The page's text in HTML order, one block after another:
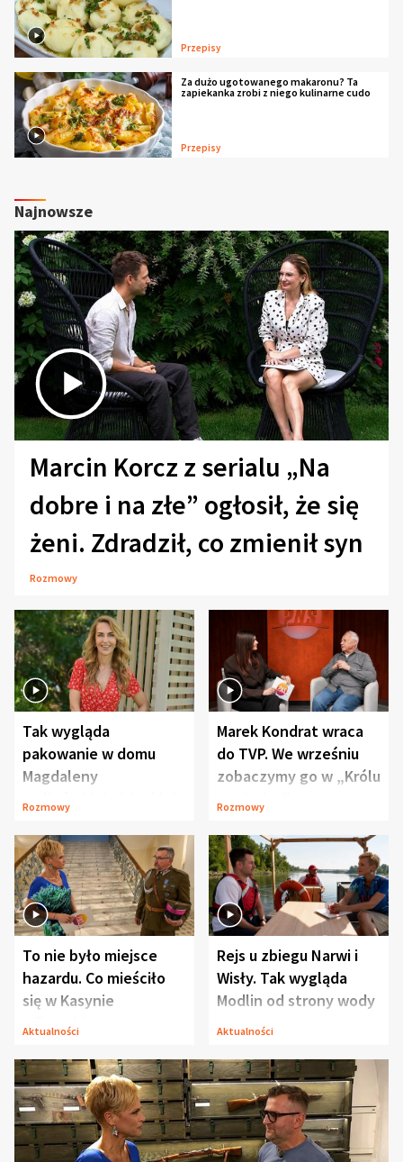
Przepisy
Za dużo ugotowanego makaronu? Ta
zapiekanka zrobi z niego kulinarne cudo
Przepisy
Najnowsze
Marcin Korcz z serialu „Na
dobre i na złe” ogłosił, że się
żeni. Zdradził, co zmienił syn
Rozmowy
Tak wygląda
pakowanie w domu
Magdaleny
Waligórskiej-Lisieckiej.
Rozmowy
Marek Kondrat wraca
do TVP. We wrześniu
zobaczymy go w „Królu
Maciusiu I”
Rozmowy
To nie było miejsce
hazardu. Co mieściło
się w Kasynie
Oficerskim?
Aktualności
Rejs u zbiegu Narwi i
Wisły. Tak wygląda
Modlin od strony wody
Aktualności